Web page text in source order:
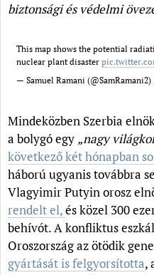
biztonsági és védelmi
This map shows the potential
nuclear plant disaster
— Samuel Ramani (@SamRamani2)
Mindeközben Szerbia
a bolygó egy „nagy
következő két hónapban
háború ugyanis továbbra
Vlagyimir Putyin orosz
rendelt el,és közel 300
behívót. A konfliktus
Oroszország az ötödik
gyártását is felgyorsította,